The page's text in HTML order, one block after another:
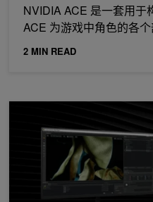
NVIDIA ACE 是一套用于
ACE 为游戏中角色的各个
2 MIN READ